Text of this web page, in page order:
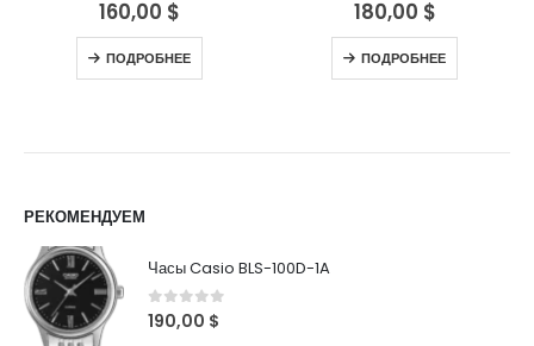
0out of 5
160,00 $
ПОДРОБНЕЕ
0out of 5
180,00 $
ПОДРОБНЕЕ
РЕКОМЕНДУЕМ
Часы Casio BLS-100D-1A
0out of 5
190,00 $